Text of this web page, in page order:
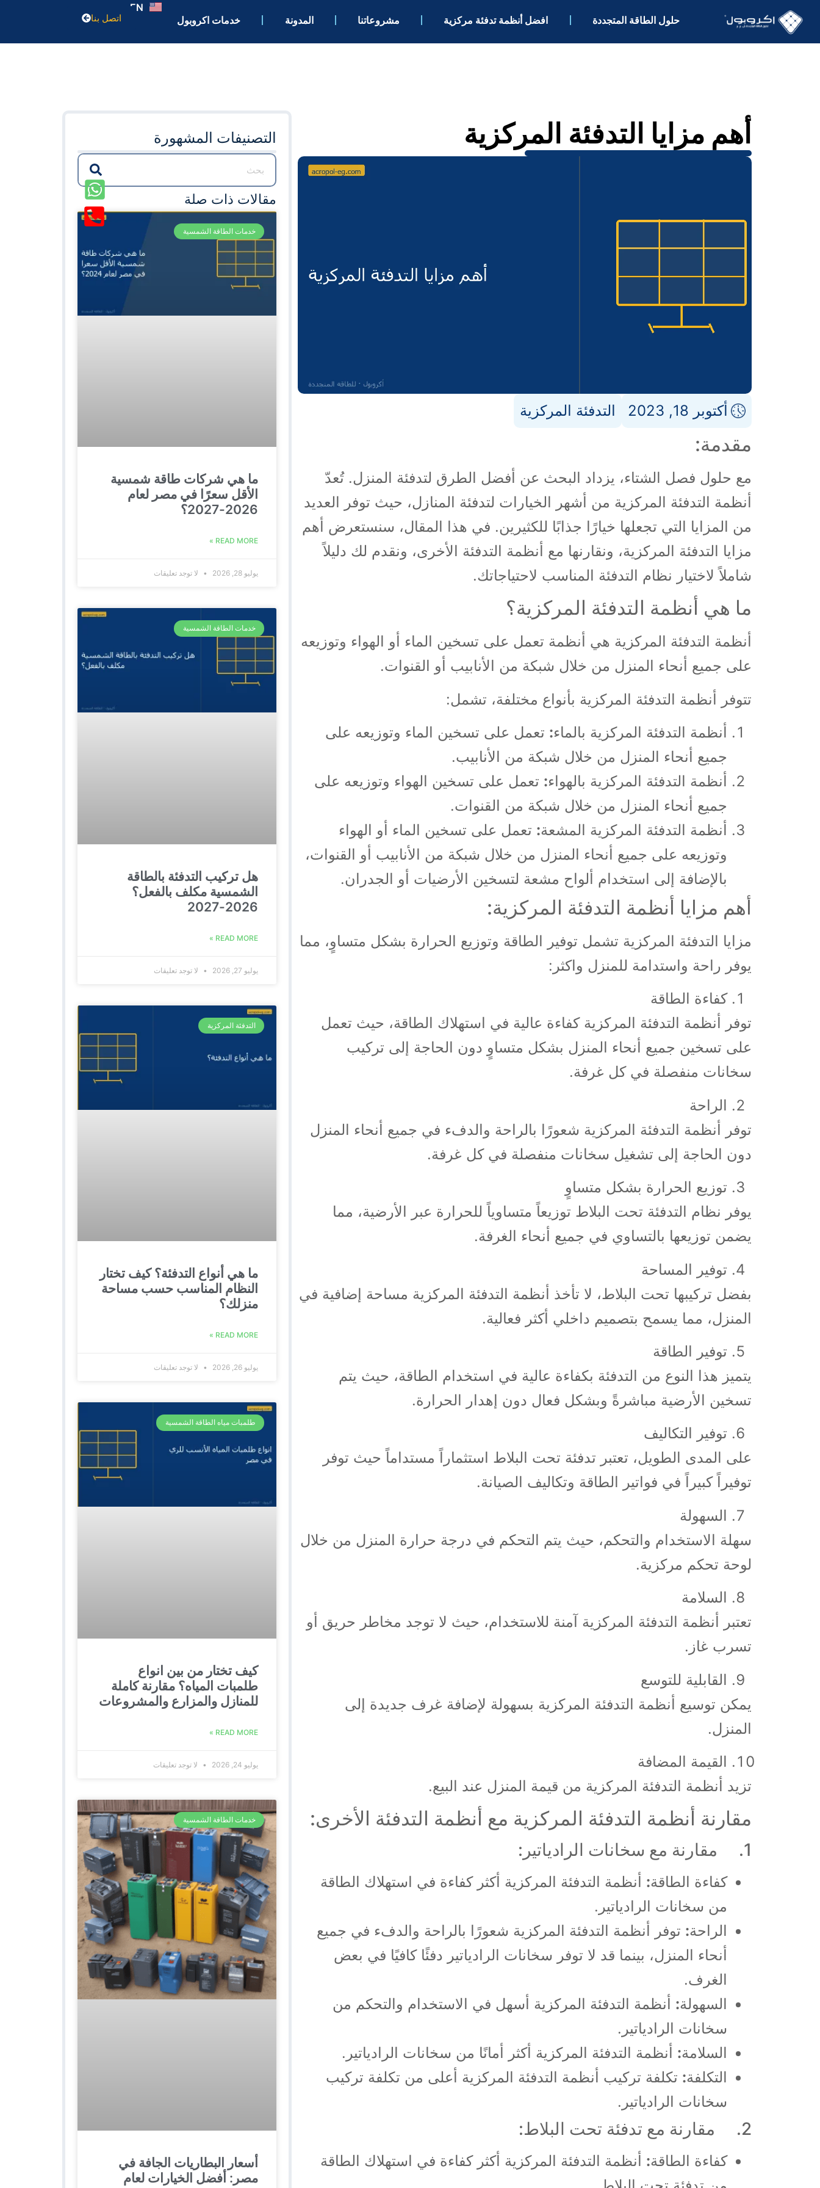
حلول الطاقة المتجددة افضل أنظمة تدفئة مركزية مشروعاتنا المدونة خدمات اكروبول
EN
اتصل بنا
أهم مزايا التدفئة المركزية
أكتوبر 18, 2023 التدفئة المركزية
مقدمة:
مع حلول فصل الشتاء، يزداد البحث عن أفضل الطرق لتدفئة المنزل. تُعدّ
أنظمة التدفئة المركزية من أشهر الخيارات لتدفئة المنازل، حيث توفر العديد
من المزايا التي تجعلها خيارًا جذابًا للكثيرين. في هذا المقال، سنستعرض أهم
مزايا التدفئة المركزية، ونقارنها مع أنظمة التدفئة الأخرى، ونقدم لك دليلاً
شاملاً لاختيار نظام التدفئة المناسب لاحتياجاتك.
ما هي أنظمة التدفئة المركزية؟
أنظمة التدفئة المركزية هي أنظمة تعمل على تسخين الماء أو الهواء وتوزيعه
على جميع أنحاء المنزل من خلال شبكة من الأنابيب أو القنوات.
تتوفر أنظمة التدفئة المركزية بأنواع مختلفة، تشمل:
أنظمة التدفئة المركزية بالماء: تعمل على تسخين الماء وتوزيعه على
جميع أنحاء المنزل من خلال شبكة من الأنابيب.
أنظمة التدفئة المركزية بالهواء: تعمل على تسخين الهواء وتوزيعه على
جميع أنحاء المنزل من خلال شبكة من القنوات.
أنظمة التدفئة المركزية المشعة: تعمل على تسخين الماء أو الهواء
وتوزيعه على جميع أنحاء المنزل من خلال شبكة من الأنابيب أو القنوات،
بالإضافة إلى استخدام ألواح مشعة لتسخين الأرضيات أو الجدران.
أهم مزايا أنظمة التدفئة المركزية:
مزايا التدفئة المركزية تشمل توفير الطاقة وتوزيع الحرارة بشكل متساوٍ، مما
يوفر راحة واستدامة للمنزل واكثر:
كفاءة الطاقة
توفر أنظمة التدفئة المركزية كفاءة عالية في استهلاك الطاقة، حيث تعمل
على تسخين جميع أنحاء المنزل بشكل متساوٍ دون الحاجة إلى تركيب
سخانات منفصلة في كل غرفة.
الراحة
توفر أنظمة التدفئة المركزية شعورًا بالراحة والدفء في جميع أنحاء المنزل
دون الحاجة إلى تشغيل سخانات منفصلة في كل غرفة.
توزيع الحرارة بشكل متساوٍ
يوفر نظام التدفئة تحت البلاط توزيعاً متساوياً للحرارة عبر الأرضية، مما
يضمن توزيعها بالتساوي في جميع أنحاء الغرفة.
توفير المساحة
بفضل تركيبها تحت البلاط، لا تأخذ أنظمة التدفئة المركزية مساحة إضافية في
المنزل، مما يسمح بتصميم داخلي أكثر فعالية.
توفير الطاقة
يتميز هذا النوع من التدفئة بكفاءة عالية في استخدام الطاقة، حيث يتم
تسخين الأرضية مباشرةً وبشكل فعال دون إهدار الحرارة.
توفير التكاليف
على المدى الطويل، تعتبر تدفئة تحت البلاط استثماراً مستداماً حيث توفر
توفيراً كبيراً في فواتير الطاقة وتكاليف الصيانة.
السهولة
سهلة الاستخدام والتحكم، حيث يتم التحكم في درجة حرارة المنزل من خلال
لوحة تحكم مركزية.
السلامة
تعتبر أنظمة التدفئة المركزية آمنة للاستخدام، حيث لا توجد مخاطر حريق أو
تسرب غاز.
القابلية للتوسع
يمكن توسيع أنظمة التدفئة المركزية بسهولة لإضافة غرف جديدة إلى
المنزل.
القيمة المضافة
تزيد أنظمة التدفئة المركزية من قيمة المنزل عند البيع.
مقارنة أنظمة التدفئة المركزية مع أنظمة التدفئة الأخرى:
1. مقارنة مع سخانات الرادياتير:
كفاءة الطاقة: أنظمة التدفئة المركزية أكثر كفاءة في استهلاك الطاقة
من سخانات الرادياتير.
الراحة: توفر أنظمة التدفئة المركزية شعورًا بالراحة والدفء في جميع
أنحاء المنزل، بينما قد لا توفر سخانات الرادياتير دفئًا كافيًا في بعض
الغرف.
السهولة: أنظمة التدفئة المركزية أسهل في الاستخدام والتحكم من
سخانات الرادياتير.
السلامة: أنظمة التدفئة المركزية أكثر أمانًا من سخانات الرادياتير.
التكلفة: تكلفة تركيب أنظمة التدفئة المركزية أعلى من تكلفة تركيب
سخانات الرادياتير.
2. مقارنة مع تدفئة تحت البلاط:
كفاءة الطاقة: أنظمة التدفئة المركزية أكثر كفاءة في استهلاك الطاقة
التصنيفات المشهورة
مقالات ذات صلة
خدمات الطاقة الشمسية
ما هي شركات طاقة شمسية
الأقل سعرًا في مصر لعام
2026-2027؟
READ MORE »
يوليو 28, 2026 لا توجد تعليقات
خدمات الطاقة الشمسية
هل تركيب التدفئة بالطاقة
الشمسية مكلف بالفعل؟
2026-2027
READ MORE »
يوليو 27, 2026 لا توجد تعليقات
التدفئة المركزية
ما هي أنواع التدفئة؟ كيف تختار
النظام المناسب حسب مساحة
منزلك؟
READ MORE »
يوليو 26, 2026 لا توجد تعليقات
طلمبات مياه الطاقة الشمسية
كيف تختار من بين انواع
طلمبات المياه؟ مقارنة كاملة
للمنازل والمزارع والمشروعات
READ MORE »
يوليو 24, 2026 لا توجد تعليقات
خدمات الطاقة الشمسية
أسعار البطاريات الجافة في
مصر: أفضل الخيارات لعام